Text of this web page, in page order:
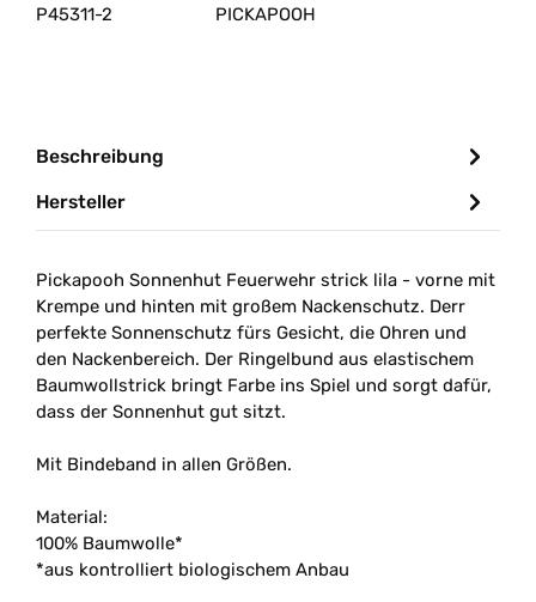
P45311-2 PICKAPOOH
Beschreibung
Hersteller
Pickapooh Sonnenhut Feuerwehr strick lila - vorne mit
Krempe und hinten mit großem Nackenschutz. Derr
perfekte Sonnenschutz fürs Gesicht, die Ohren und
den Nackenbereich. Der Ringelbund aus elastischem
Baumwollstrick bringt Farbe ins Spiel und sorgt dafür,
dass der Sonnenhut gut sitzt.
Mit Bindeband in allen Größen.
Material:
100% Baumwolle*
*aus kontrolliert biologischem Anbau